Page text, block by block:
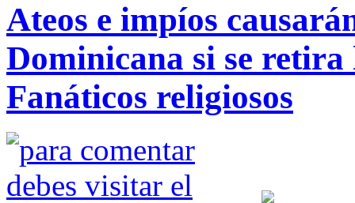
Ateos e impíos
Dominicana si se
Fanáticos religiosos